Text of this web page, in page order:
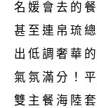
名媛會去的
甚至連帛琉
出低調奢華
氣氛滿分！
雙主餐海陸